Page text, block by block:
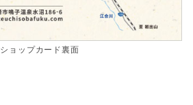
ショップカード裏面